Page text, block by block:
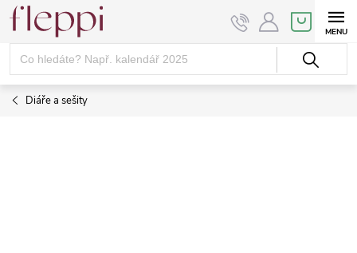
Přejít
obsah
NÁKUPNÍ
KOŠÍK
Diáře a sešity